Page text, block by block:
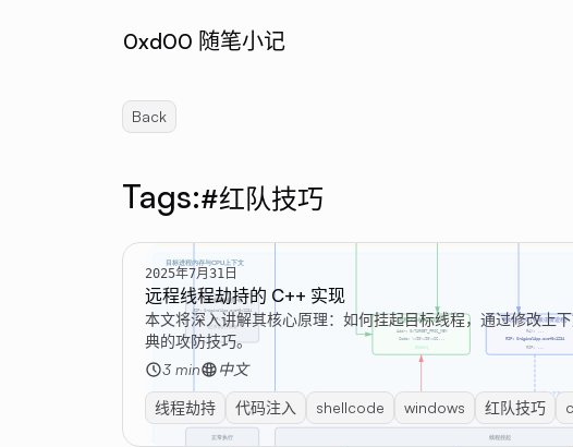
0xd00 随笔小记
Back
Tags:#红队技巧
2025年7月31日
远程线程劫持的 C++ 实现
本文将深入讲解其核心原理：如何挂起目标线程，通过修改上
典的攻防技巧。
3 min
中文
线程劫持 代码注入 shellcode windows 红队技巧